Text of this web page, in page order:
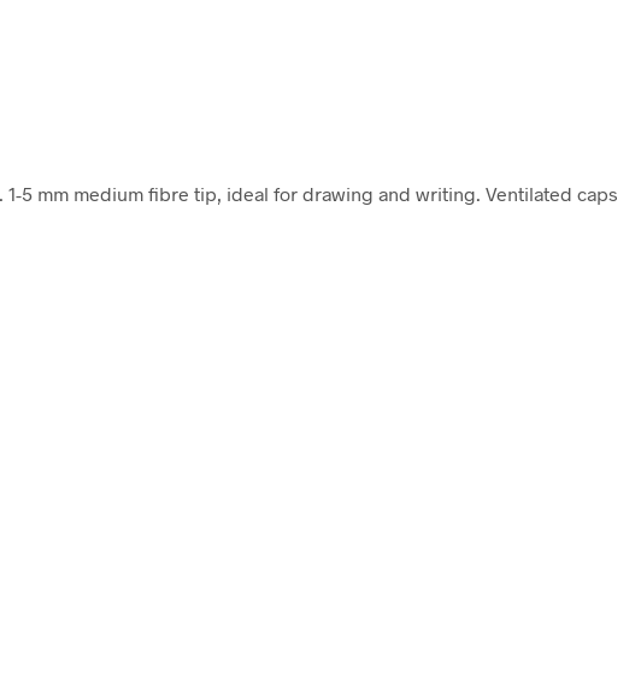
. 1-5 mm medium fibre tip, ideal for drawing and writing. Ventilated caps